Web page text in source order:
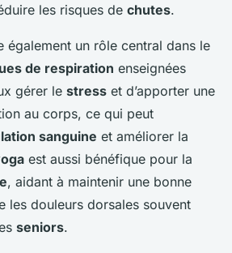
les risques de chutes.
également un rôle central dans le
de respiration enseignées
gérer le stress et d’apporter une
au corps, ce qui peut
sanguine et améliorer la
est aussi bénéfique pour la
, aidant à maintenir une bonne
les douleurs dorsales souvent
seniors.